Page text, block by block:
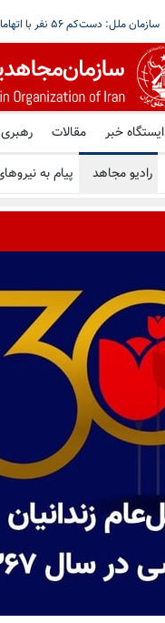
آغاز بازگشت گسترده آوارگان لبنان؛
ایستگاه خبر مقالات
رادیو مجاهد پیام به